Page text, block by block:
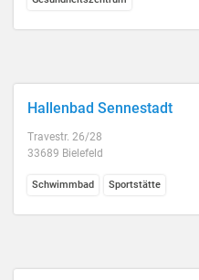
Hallenbad Sennestadt
Travestr. 26/28
33689 Bielefeld
Schwimmbad Sportstätte